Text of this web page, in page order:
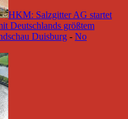
HKM: Salzgitter AG startet
Deutschlands größtem
Duisburg - No